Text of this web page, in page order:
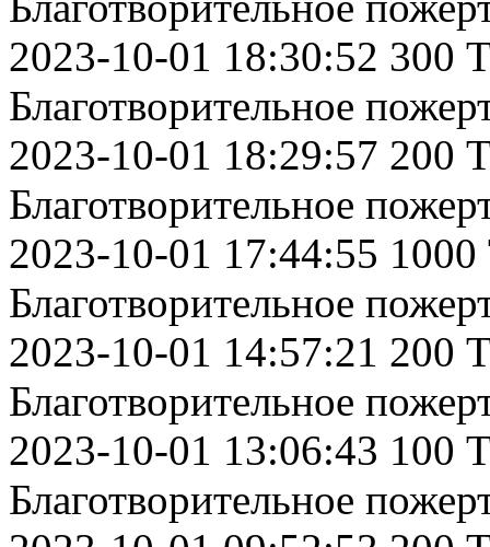
2023-10-01 18:30:52 300
Благотворительное
2023-10-01 18:29:57 200
Благотворительное
2023-10-01 17:44:55 1000
Благотворительное
2023-10-01 14:57:21 200
Благотворительное
2023-10-01 13:06:43 100
Благотворительное